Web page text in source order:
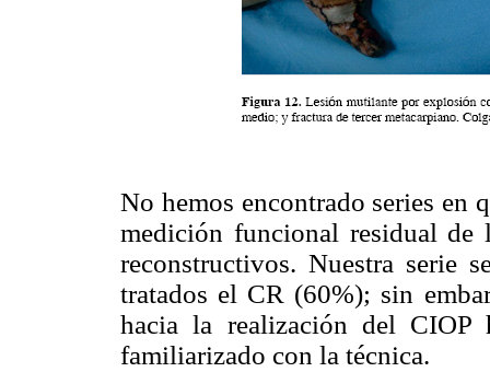
No hemos encontrado series en
medición funcional residual de
reconstructivos. Nuestra serie
tratados el CR (60%); sin
hacia la realización del CIOP
familiarizado con la técnica.